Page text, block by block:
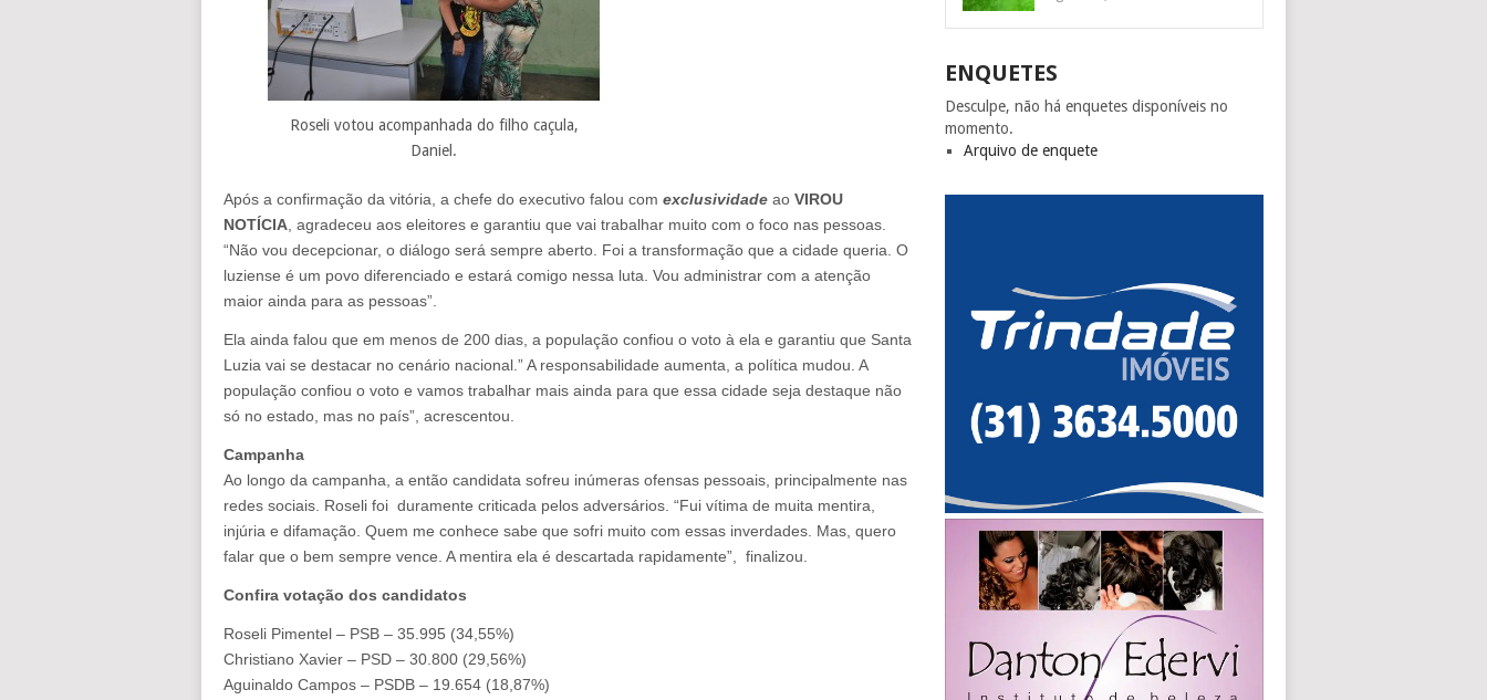
Roseli votou acompanhada do filho caçula,
Daniel.
Após a confirmação da vitória, a chefe do executivo falou com exclusividade ao VIROU
NOTÍCIA, agradeceu aos eleitores e garantiu que vai trabalhar muito com o foco nas pessoas.
“Não vou decepcionar, o diálogo será sempre aberto. Foi a transformação que a cidade queria. O
luziense é um povo diferenciado e estará comigo nessa luta. Vou administrar com a atenção
maior ainda para as pessoas”.
Ela ainda falou que em menos de 200 dias, a população confiou o voto à ela e garantiu que Santa
Luzia vai se destacar no cenário nacional.” A responsabilidade aumenta, a política mudou. A
população confiou o voto e vamos trabalhar mais ainda para que essa cidade seja destaque não
só no estado, mas no país”, acrescentou.
Campanha
Ao longo da campanha, a então candidata sofreu inúmeras ofensas pessoais, principalmente nas
redes sociais. Roseli foi duramente criticada pelos adversários. “Fui vítima de muita mentira,
injúria e difamação. Quem me conhece sabe que sofri muito com essas inverdades. Mas, quero
falar que o bem sempre vence. A mentira ela é descartada rapidamente”, finalizou.
Confira votação dos candidatos
Roseli Pimentel – PSB – 35.995 (34,55%)
Christiano Xavier – PSD – 30.800 (29,56%)
Aguinaldo Campos – PSDB – 19.654 (18,87%)
ENQUETES
Desculpe, não há enquetes disponíveis no
momento.
Arquivo de enquete